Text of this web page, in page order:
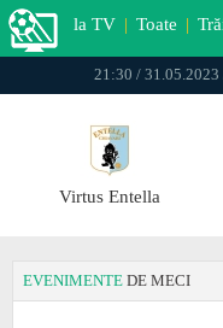
la TV | Toate |
21:30 /
Virtus Entella
EVENIMENTE DE MECI